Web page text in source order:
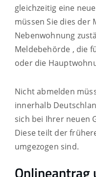
gleichzeitig eine
müssen Sie dies der
Nebenwohnung
Meldebehörde , die
oder die
Nicht abmelden
innerhalb
sich bei Ihrer neuen
Diese teilt der
umgezogen sind.